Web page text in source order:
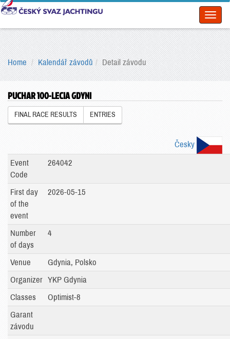
Home Kalendář závodů Detail závodu
PUCHAR 100-LECIA GDYNI
FINAL RACE RESULTS ENTRIES
Česky
Event
Code
264042
First day
of the
event
2026-05-15
Number
of days
4
Venue
Gdynia, Polsko
Organizer YKP Gdynia
Classes
Optimist-8
Garant
závodu